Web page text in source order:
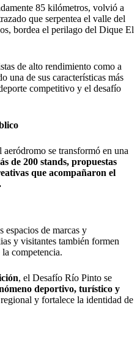
85 kilómetros, volvió a
que serpentea el valle del
bordea el perilago del Dique El
de alto rendimiento como a
una de sus características más
competitivo y el desafío
se transformó en una
de 200 stands, propuestas
que acompañaron el
de marcas y
y visitantes también formen
competencia.
, el Desafío Río Pinto se
deportivo, turístico y
regional y fortalece la identidad de